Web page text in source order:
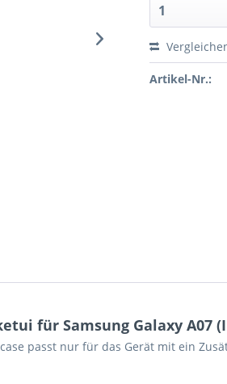
Artikel-Nr.:
für Samsung Galaxy A07
passt nur für das Gerät mit ein